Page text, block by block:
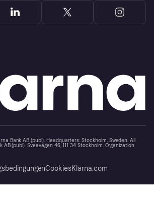
Bank AB (publ). Headquarters: Stockholm, Sweden. All
(publ). Sveavägen 46, 111 34 Stockholm. Organization
CookiesKlarna.com